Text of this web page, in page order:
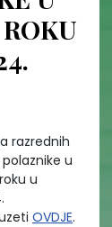
razrednih
u
u
OVDJE.